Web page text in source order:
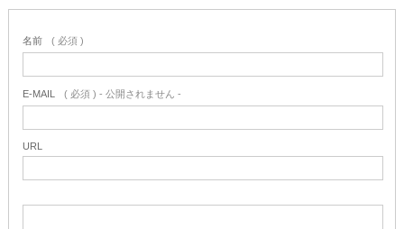
名前 ( 必須 )
E-MAIL ( 必須 ) - 公開されません -
URL